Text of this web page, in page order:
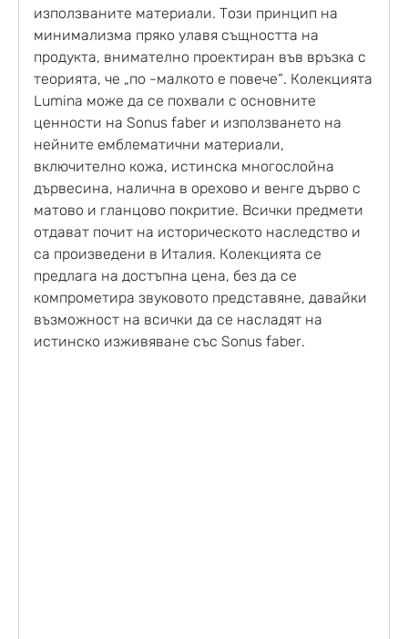
използваните материали. Този принцип на
минимализма пряко улавя същността на
продукта, внимателно проектиран във връзка с
теорията, че „по -малкото е повече“. Колекцията
Lumina може да се похвали с основните
ценности на Sonus faber и използването на
нейните емблематични материали,
включително кожа, истинска многослойна
дървесина, налична в орехово и венге дърво с
матово и гланцово покритие. Всички предмети
отдават почит на историческото наследство и
са произведени в Италия. Колекцията се
предлага на достъпна цена, без да се
компрометира звуковото представяне, давайки
възможност на всички да се насладят на
истинско изживяване със Sonus faber.